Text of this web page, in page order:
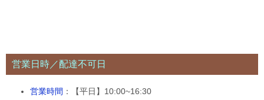
営業日時／配達不可日
営業時間 ：【平日】10:00~16:30